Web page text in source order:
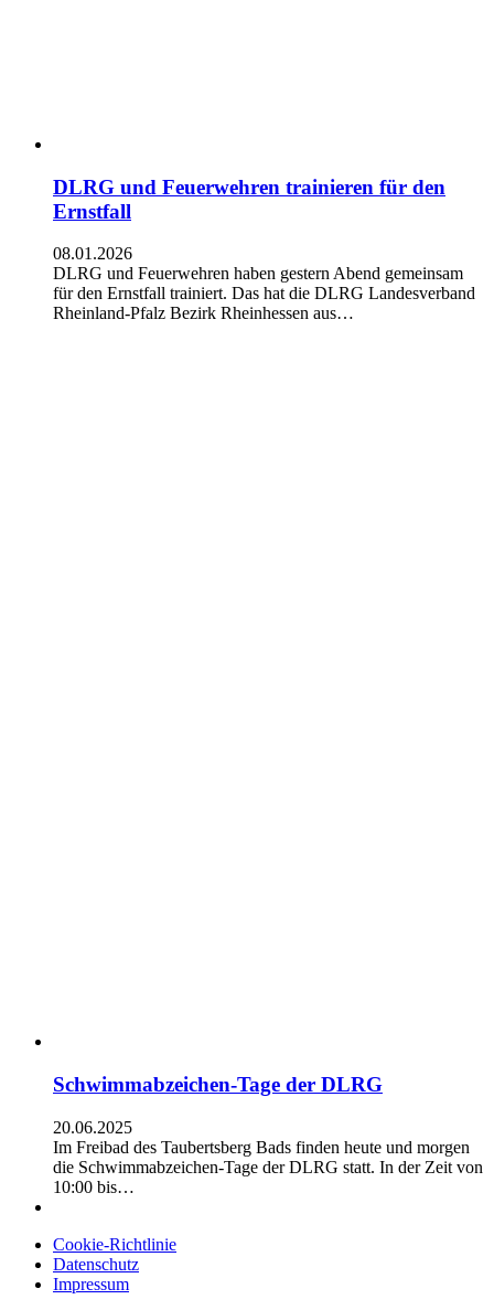
DLRG und Feuerwehren trainieren für den
Ernstfall
08.01.2026
DLRG und Feuerwehren haben gestern Abend gemeinsam
für den Ernstfall trainiert. Das hat die DLRG Landesverband
Rheinland-Pfalz Bezirk Rheinhessen aus…
Schwimmabzeichen-Tage der DLRG
20.06.2025
Im Freibad des Taubertsberg Bads finden heute und morgen
die Schwimmabzeichen-Tage der DLRG statt. In der Zeit von
10:00 bis…
Cookie-Richtlinie
Datenschutz
Impressum